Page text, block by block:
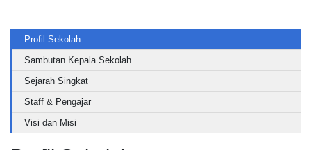
Profil Sekolah
Sambutan Kepala Sekolah
Sejarah Singkat
Staff & Pengajar
Visi dan Misi